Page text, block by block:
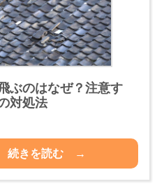
ぶのはなぜ？注意す
対処法
続きを読む →